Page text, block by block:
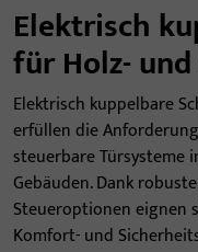
Elektrisch
für Holz-
Elektrisch kuppelbare
erfüllen die
steuerbare Türsysteme
Gebäuden. Dank
Steueroptionen eignen
Komfort- und